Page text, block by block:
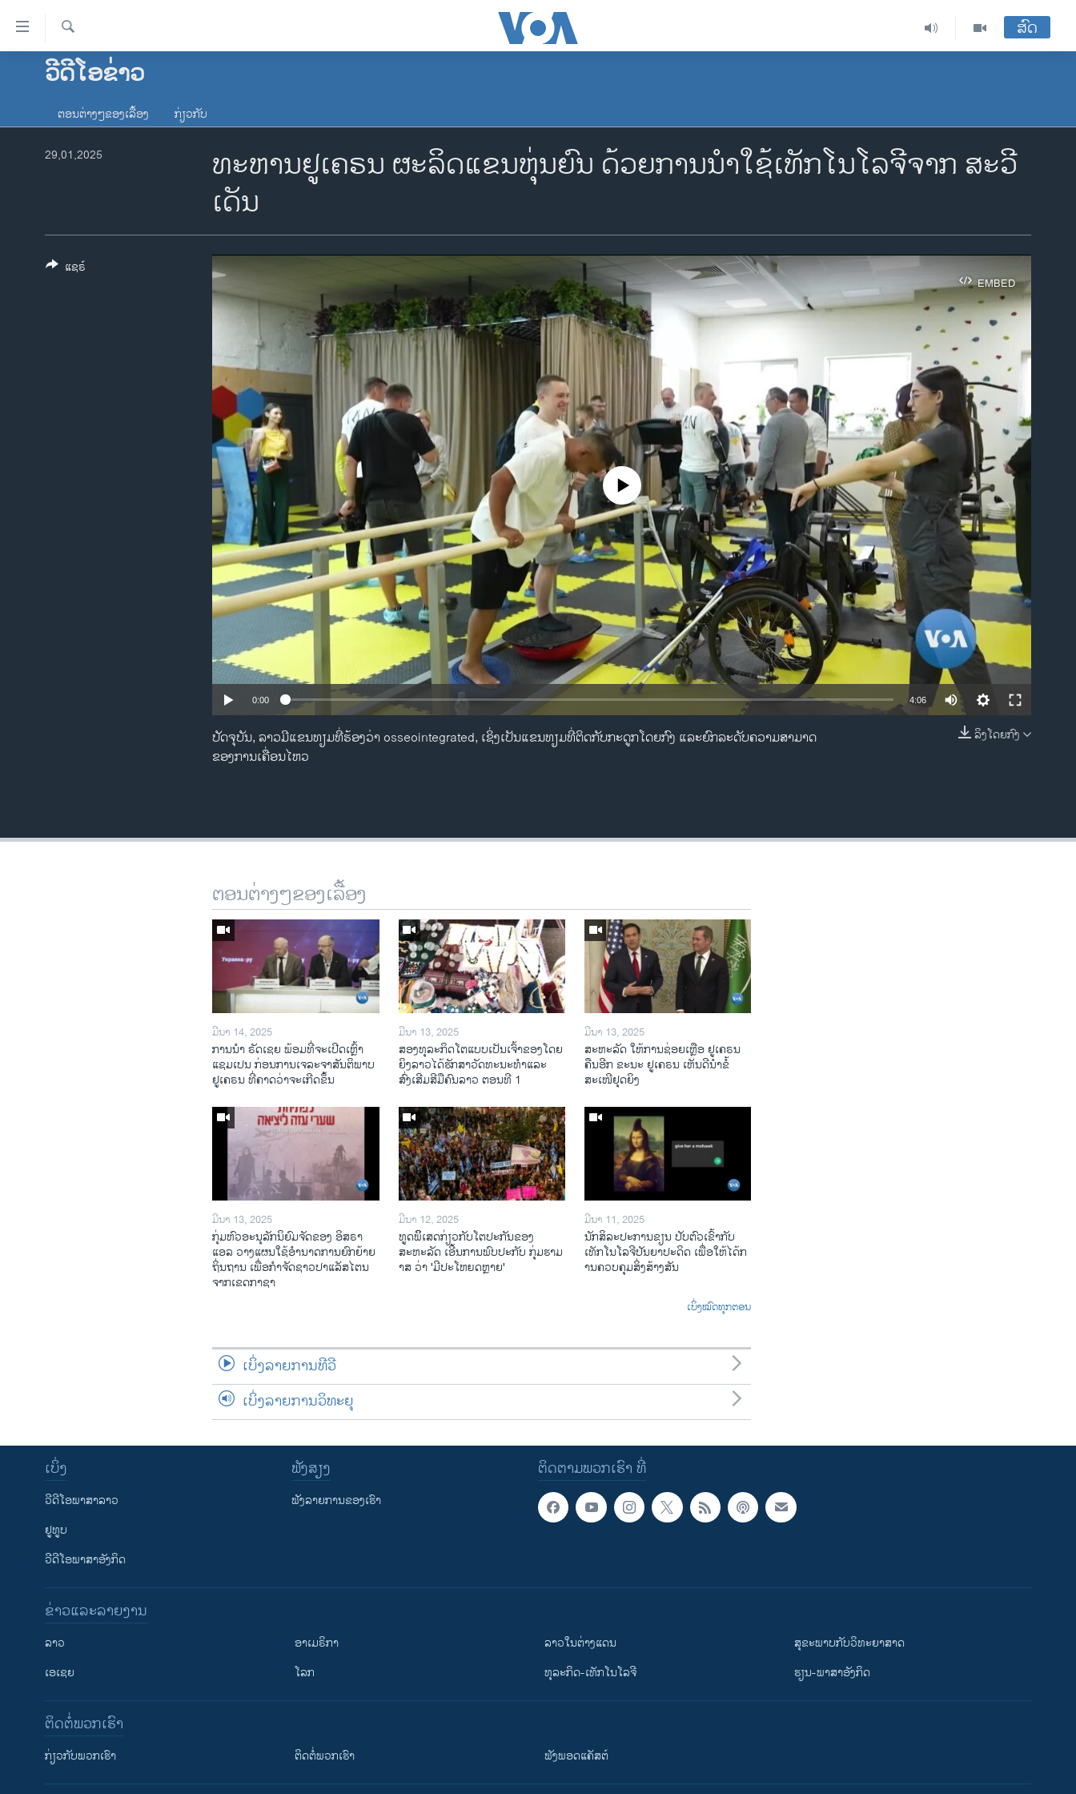
ລິ້ງ
ສຳຫລັບ
ຂ້າມ
ໂຮມເພຈ
ອາເມຣິກາ
ການເລືອກຕັ້ງ ປະທານາທີບໍດີ ສະຫະລັດ
ເອເຊຍ
ຄົ້ນຫາ
ສົດ
ວີດີໂອຂ່າວ
ຕອນຕ່າງໆຂອງເລື້ອງ ກ່ຽວກັບ
ທະຫານຢູເຄຣນ ຜະລິດແຂນຫຸ່ນຍົນ ດ້ວຍການນໍາໃຊ້ເທັກໂນໂລຈີຈາກ ສະວີ
ເດັນ
29,01,2025
EMBED
EMBED
Auto 240p 360p
720p 1080p
No media source currently available
0:00 4:06 Auto
240p
1080p
ລິງໂດຍກົງ
ປັດຈຸບັນ, ລາວມີແຂນທຽມທີ່ຮ້ອງວ່າ osseointegrated, ເຊິ່ງເປັນແຂນທຽມທີ່ຕິດກັບກະດູກໂດຍກົງ ແລະຍົກລະດັບຄວາມສາມາດ
ຂອງການເຄື່ອນໄຫວ
ແຊຣ໌
ຕອນຕ່າງໆຂອງເລື້ອງ
ມີນາ 14, 2025
ການ​ນຳ ຣັດ​ເຊຍ ພ້ອມ​ທີ່​ຈະ​ເປີ​ດ​ເຫຼົ້າ​
ແຊມ​ເປນ ກ່ອນການ​ເຈ​ລະ​ຈາ​ສັນ​ຕິ​ພາບ
ຢູ​ເຄ​ຣນ ທີ່​ຄາດ​ວ່າ​ຈະ​ເກີດ​ຂຶ້ນ
ມີນາ 13, 2025
ສອງທຸລະກິດໂຕແບບເປັນເຈົ້າຂອງໂດຍ
ຍິງລາວໄດ້ຮັກສາວັດທະນະທຳແລະ
ສົ່ງເສີມສີມືຄົນລາວ ຕອນທີ 1
ມີນາ 13, 2025
ສະຫະລັດ ໃຫ້ການຊ່ອຍເຫຼືອ ຢູເຄຣນ
ຄືນອີກ ຂະນະ ຢູເຄຣນ ເຫັນດີນຳຂໍ້
ສະເໜີຢຸດຍິງ
ມີນາ 13, 2025
ກຸ່ມຫົວອະນຸລັກນິຍົມຈັດຂອງ ອິສຣາ
ແອລ ວາງແຜນໃຊ້ອຳນາດການຍົກຍ້າຍ
ຖິ່ນຖານ ເພື່ອກຳຈັດຊາວປາແລັສໄຕນ
ຈາກເຂດກາຊາ
ມີນາ 12, 2025
ທູດພິິເສດກ່ຽວກັບໂຕປະກັນຂອງ
ສະຫະລັດ ເອີ້ນການພົບປະກັບ ກຸ່ມຮາມ
າສ ວ່າ 'ມີປະໂຫຍດຫຼາຍ'
ມີນາ 11, 2025
ນັກ​ສິ​ລະ​ປະ​ການ​ຂຽນ ປັບ​ຕົວ​ເຂົ້າ​ກັບ​
ເທັກ​ໂນ​ໂລ​ຈີ​ປັນ​ຍາ​ປະ​ດິດ ເພື່ອ​ໃຫ້​ໄດ້​ກ​
ານ​ຄວບ​ຄຸມ​ສິ່ງ​ສ້າງ​ສັນ
ເບິ່ງໝົດທຸກຕອນ
ເບິ່ງລາຍການທີວີ
ເບິ່ງລາຍການວິທະຍຸ
ຕິດຕາມພວກເຮົາ ທີ່
ເບິ່ງ
ວີດີໂອພາສາລາວ
ຢູທູບ
ວີດີໂອພາສາອັງກິດ
ຟັງສຽງ
ຟັງລາຍການຂອງເຮົາ
ຂ່າວແລະລາຍງານ
ລາວ
ເອເຊຍ
ອາເມຣິກາ
ໂລກ
ລາວໃນຕ່າງແດນ
ທຸລະກິດ-ເທັກໂນໂລຈີ
ສຸຂະພາບກັບວິທະຍາສາດ
ຮຽນ-ພາສາອັງກິດ
ຕິດຕໍ່ພວກເຮົາ
ກ່ຽວກັບພວກເຮົາ ຕິດຕໍ່ພວກເຮົາ ຟັງພອດແຄັສຕ໌